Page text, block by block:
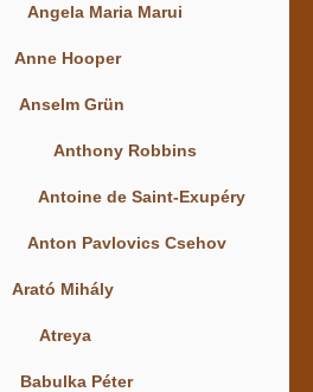
Angela Maria Marui
Anne Hooper
Anselm Grün
Anthony Robbins
Antoine de Saint-Exupéry
Anton Pavlovics Csehov
Arató Mihály
Atreya
Babulka Péter